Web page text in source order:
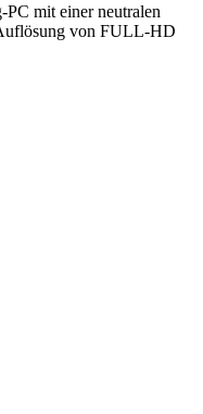
mit einer neutralen
von FULL-HD